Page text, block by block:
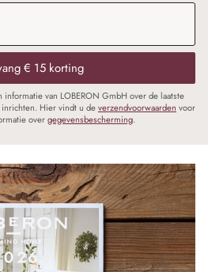
€ 15 korting
informatie van LOBERON GmbH over de laatste
Hier vindt u deverzendvoorwaarden voor
overgegevensbescherming.